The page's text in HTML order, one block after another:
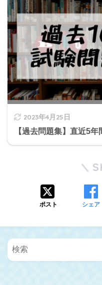
2023年4月25日
【過去問題集】直近5年
ポスト シェア